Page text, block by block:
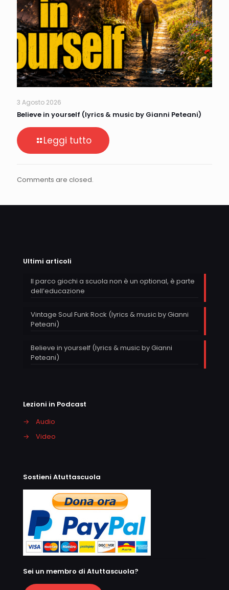
3 Agosto 2026
Believe in yourself (lyrics & music by Gianni Peteani)
Leggi tutto
Comments are closed.
Ultimi articoli
Il parco giochi a scuola non è un optional, è parte
dell’educazione
Vintage Soul Funk Rock (lyrics & music by Gianni
Peteani)
Believe in yourself (lyrics & music by Gianni
Peteani)
Lezioni in Podcast
→
Audio
→
Video
Sostieni Atuttascuola
Sei un membro di Atuttascuola?